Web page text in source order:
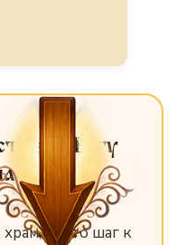
Богу
для
— это шаг к